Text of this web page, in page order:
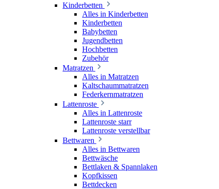
Kinderbetten
Alles in Kinderbetten
Kinderbetten
Babybetten
Jugendbetten
Hochbetten
Zubehör
Matratzen
Alles in Matratzen
Kaltschaummatratzen
Federkernmatratzen
Lattenroste
Alles in Lattenroste
Lattenroste starr
Lattenroste verstellbar
Bettwaren
Alles in Bettwaren
Bettwäsche
Bettlaken & Spannlaken
Kopfkissen
Bettdecken